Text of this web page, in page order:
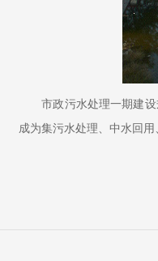
市政污水处理一期建设
成为集污水处理、中水回